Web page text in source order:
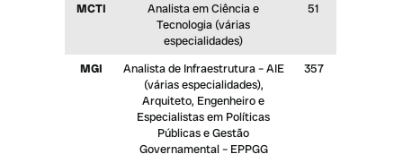
MCTI
Analista em Ciência e
Tecnologia (várias
especialidades)
51
MGI
Analista de Infraestrutura – AIE
(várias especialidades),
Arquiteto, Engenheiro e
Especialistas em Políticas
Públicas e Gestão
Governamental – EPPGG
357